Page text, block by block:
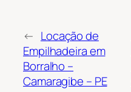
← Locação de
Empilhadeira em
Borralho –
Camaragibe – PE